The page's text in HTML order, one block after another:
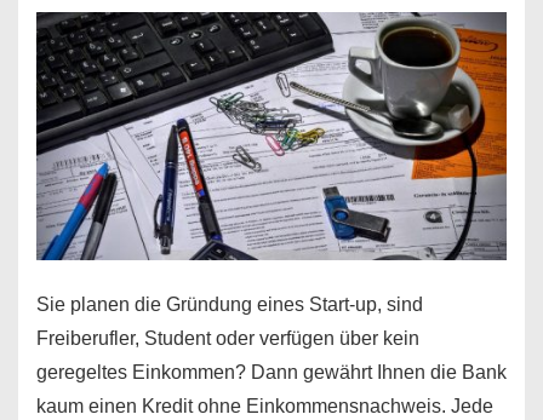
Sie planen die Gründung eines Start-up, sind
Freiberufler, Student oder verfügen über kein
geregeltes Einkommen? Dann gewährt Ihnen die Bank
kaum einen Kredit ohne Einkommensnachweis. Jede